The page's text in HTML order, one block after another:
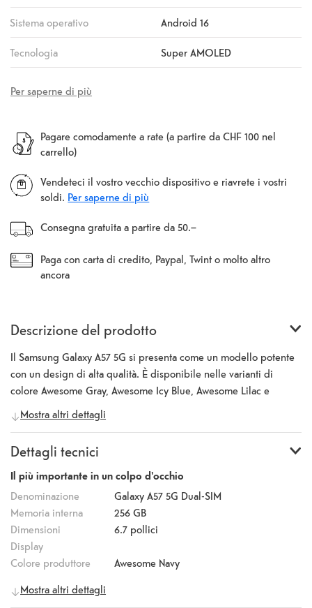
Sistema operativo Android 16
Tecnologia Super AMOLED
Per saperne di più
Pagare comodamente a rate (a partire da CHF 100 nel
carrello)
Vendeteci il vostro vecchio dispositivo e riavrete i vostri
soldi. Per saperne di più
Consegna gratuita a partire da 50.–
Paga con carta di credito, Paypal, Twint o molto altro
ancora
Descrizione del prodotto
Il Samsung Galaxy A57 5G si presenta come un modello potente
con un design di alta qualità. È disponibile nelle varianti di
colore Awesome Gray, Awesome Icy Blue, Awesome Lilac e
Awesome Navy. Viene fornito con Android 16 e utilizza il potente
processore Exynos 1680, che garantisce prestazioni
display Super AMOLED da 6,7 pollici offre una risoluzione di
2340 x 1080 pixel, una frequenza di aggiornamento di 120 Hz e
un’elevata luminosità di picco, assicurando un’esperienza visiva
coinvolgente. Il comparto fotografico comprende una fotocamera
principale da 50 megapixel con stabilizzazione ottica
dell’immagine, una fotocamera ultra-grandangolare da 12
megapixel e una fotocamera macro da 5 megapixel. Anche la
fotocamera frontale è dotata di 12 megapixel. Grazie a strumenti
intelligenti come “Circle to Search con Google”, le informazioni
Mostra altri dettagli
Dettagli tecnici
Il più importante in un colpo d'occhio
Denominazione
Galaxy A57 5G Dual-SIM
Memoria interna
256 GB
Dimensioni
Display
6.7 pollici
Colore produttore
Awesome Navy
Mostra altri dettagli